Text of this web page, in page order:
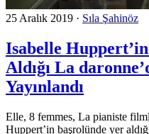
25 Aralık 2019 · Sıla Şahinöz
Isabelle
Aldığı La
Yayınlandı
Elle, 8 femmes, La pianiste
Huppert’in başrolünde yer